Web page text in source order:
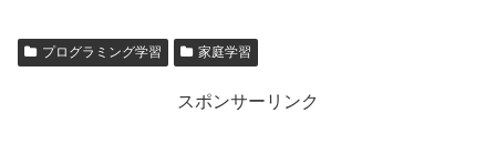
プログラミング学習 家庭学習
スポンサーリンク